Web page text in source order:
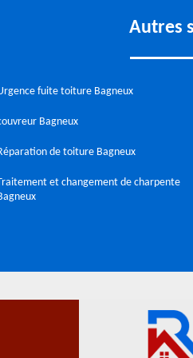
Autres
fuite toiture Bagneux
Bagneux
de toiture Bagneux
et changement de charpente